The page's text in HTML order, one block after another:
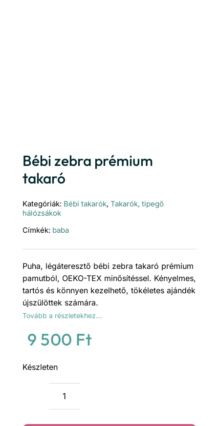
Bébi zebra prémium
takaró
Kategóriák: Bébi takarók, Takarók, tipegő
hálózsákok
Címkék: baba
Puha, légáteresztő bébi zebra takaró prémium
pamutból, OEKO-TEX minősítéssel. Kényelmes,
tartós és könnyen kezelhető, tökéletes ajándék
újszülöttek számára.
Tovább a részletekhez…
9 500 Ft
Készleten
Bébi